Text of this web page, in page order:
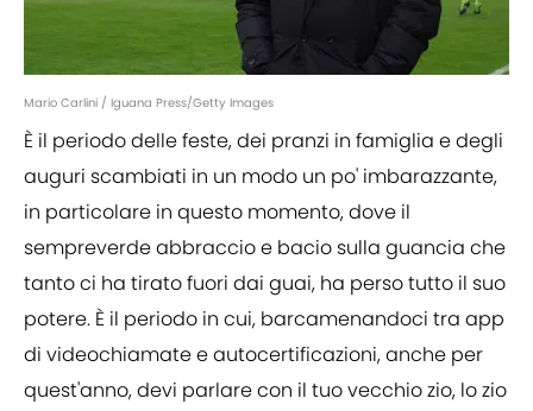
Mario Carlini / Iguana Press/Getty Images
È il periodo delle feste, dei pranzi in famiglia e degli
auguri scambiati in un modo un po' imbarazzante,
in particolare in questo momento, dove il
sempreverde abbraccio e bacio sulla guancia che
tanto ci ha tirato fuori dai guai, ha perso tutto il suo
potere. È il periodo in cui, barcamenandoci tra app
di videochiamate e autocertificazioni, anche per
quest'anno, devi parlare con il tuo vecchio zio, lo zio